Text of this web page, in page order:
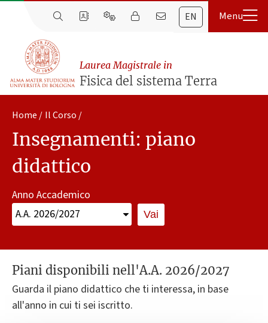
EN
Laurea Magistrale in
Fisica del sistema Terra
Home Il Corso
Insegnamenti: piano
didattico
Anno Accademico
Vai
Piani disponibili nell'A.A. 2026/2027
Guarda il piano didattico che ti interessa, in base
all'anno in cui ti sei iscritto.